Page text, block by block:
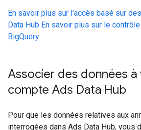
En savoir plus sur l'accès basé sur
Data Hub En savoir plus sur le
BigQuery
Associer des données
compte Ads Data Hub
Pour que les données relatives aux
interrogées dans Ads Data Hub, vous